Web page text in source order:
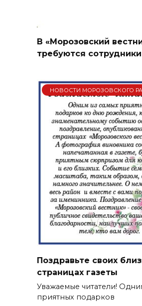
В «Морозовский
требуются сотрудники
НОВОСТИ МОРОЗОВСКОГО
Поздравьте своих
страницах газеты
Уважаемые читатели!
приятных подарков